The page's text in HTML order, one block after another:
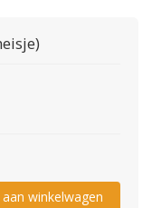
winkelwagen